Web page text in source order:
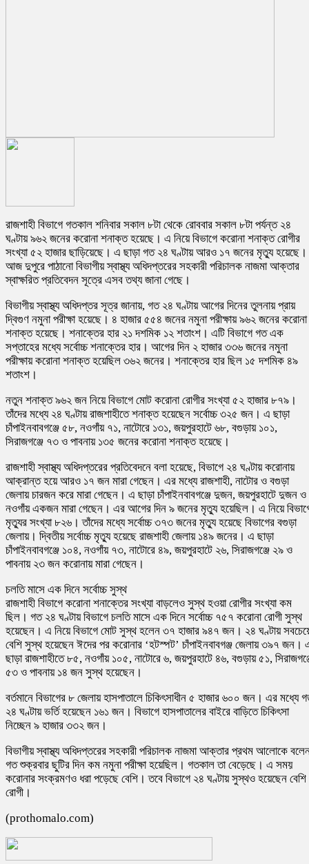
রাজশাহী বিভাগে গতকাল শনিবার সকাল ৮টা থেকে রোববার সকাল ৮টা পর্যন্ত ২৪
ঘণ্টায় ৯৬২ জনের করোনা শনাক্ত হয়েছে। এ নিয়ে বিভাগে করোনা শনাক্ত রোগীর
সংখ্যা ৫২ হাজার ছাড়িয়েছে। এ ছাড়া গত ২৪ ঘণ্টায় আরও ১৭ জনের মৃত্যু হয়েছে।
আজ দুপুরে পাঠানো বিভাগীয় স্বাস্থ্য অধিদপ্তরের সহকারী পরিচালক নাজমা আক্তার
স্বাক্ষরিত প্রতিবেদন সূত্রে এসব তথ্য জানা গেছে।
বিভাগীয় স্বাস্থ্য অধিদপ্তর সূত্র জানায়, গত ২৪ ঘণ্টায় আগের দিনের তুলনায় প্রায়
দ্বিগুণ নমুনা পরীক্ষা হয়েছে। ৪ হাজার ৫৫৪ জনের নমুনা পরীক্ষায় ৯৬২ জনের করোনা
শনাক্ত হয়েছে। শনাক্তের হার ২১ দশমিক ১২ শতাংশ। এটি বিভাগে গত এক
সপ্তাহের মধ্যে সর্বোচ্চ শনাক্তের হার। আগের দিন ২ হাজার ৩৩৬ জনের নমুনা
পরীক্ষায় করোনা শনাক্ত হয়েছিল ৩৬২ জনের। শনাক্তের হার ছিল ১৫ দশমিক ৪৯
শতাংশ।
নতুন শনাক্ত ৯৬২ জন নিয়ে বিভাগে মোট করোনা রোগীর সংখ্যা ৫২ হাজার ৮৭৯।
তাঁদের মধ্যে ২৪ ঘণ্টায় রাজশাহীতে শনাক্ত হয়েছেন সর্বোচ্চ ৩২৫ জন। এ ছাড়া
চাঁপাইনবাবগঞ্জে ৫৮, নওগাঁয় ৭১, নাটোরে ১৩১, জয়পুরহাটে ৬৮, বগুড়ায় ১০১,
সিরাজগঞ্জে ৭৩ ও পাবনায় ১৩৫ জনের করোনা শনাক্ত হয়েছে।
রাজশাহী স্বাস্থ্য অধিদপ্তরের প্রতিবেদনে বলা হয়েছে, বিভাগে ২৪ ঘণ্টায় করোনায়
আক্রান্ত হয়ে আরও ১৭ জন মারা গেছেন। এর মধ্যে রাজশাহী, নাটোর ও বগুড়া
জেলায় চারজন করে মারা গেছেন। এ ছাড়া চাঁপাইনবাবগঞ্জে দুজন, জয়পুরহাটে দুজন ও
নওগাঁয় একজন মারা গেছেন। এর আগের দিন ৯ জনের মৃত্যু হয়েছিল। এ নিয়ে
মৃত্যুর সংখ্যা ৮২৬। তাঁদের মধ্যে সর্বোচ্চ ৩৭৩ জনের মৃত্যু হয়েছে বিভাগের বগুড়া
জেলায়। দ্বিতীয় সর্বোচ্চ মৃত্যু হয়েছে রাজশাহী জেলায় ১৪৯ জনের। এ ছাড়া
চাঁপাইনবাবগঞ্জে ১০৪, নওগাঁয় ৭৩, নাটোরে ৪৯, জয়পুরহাটে ২৬, সিরাজগঞ্জে ২৯ ও
পাবনায় ২৩ জন করোনায় মারা গেছেন।
চলতি মাসে এক দিনে সর্বোচ্চ সুস্থ
রাজশাহী বিভাগে করোনা শনাক্তের সংখ্যা বাড়লেও সুস্থ হওয়া রোগীর সংখ্যা কম
ছিল। গত ২৪ ঘণ্টায় বিভাগে চলতি মাসে এক দিনে সর্বোচ্চ ৭৫৭ করোনা রোগী সুস্থ
হয়েছেন। এ নিয়ে বিভাগে মোট সুস্থ হলেন ৩৭ হাজার ৯৪৭ জন। ২৪ ঘণ্টায়
বেশি সুস্থ হয়েছেন ঈদের পর করোনার ‘হটস্পট’ চাঁপাইনবাবগঞ্জ জেলায় ৩৯৭ জন।
ছাড়া রাজশাহীতে ৮৫, নওগাঁয় ১০৫, নাটোরে ৬, জয়পুরহাটে ৪৬, বগুড়ায় ৫১,
৫৩ ও পাবনায় ১৪ জন সুস্থ হয়েছেন।
বর্তমানে বিভাগের ৮ জেলায় হাসপাতালে চিকিৎসাধীন ৫ হাজার ৬০০ জন। এর মধ্যে
২৪ ঘণ্টায় ভর্তি হয়েছেন ১৬১ জন। বিভাগে হাসপাতালের বাইরে বাড়িতে চিকিৎসা
নিচ্ছেন ৯ হাজার ৩৩২ জন।
বিভাগীয় স্বাস্থ্য অধিদপ্তরের সহকারী পরিচালক নাজমা আক্তার প্রথম আলোকে
গত শুক্রবার ছুটির দিন কম নমুনা পরীক্ষা হয়েছিল। গতকাল তা বেড়েছে। এ সময়
করোনার সংক্রমণও ধরা পড়েছে বেশি। তবে বিভাগে ২৪ ঘণ্টায় সুস্থও হয়েছেন বেশি
রোগী।
(prothomalo.com)